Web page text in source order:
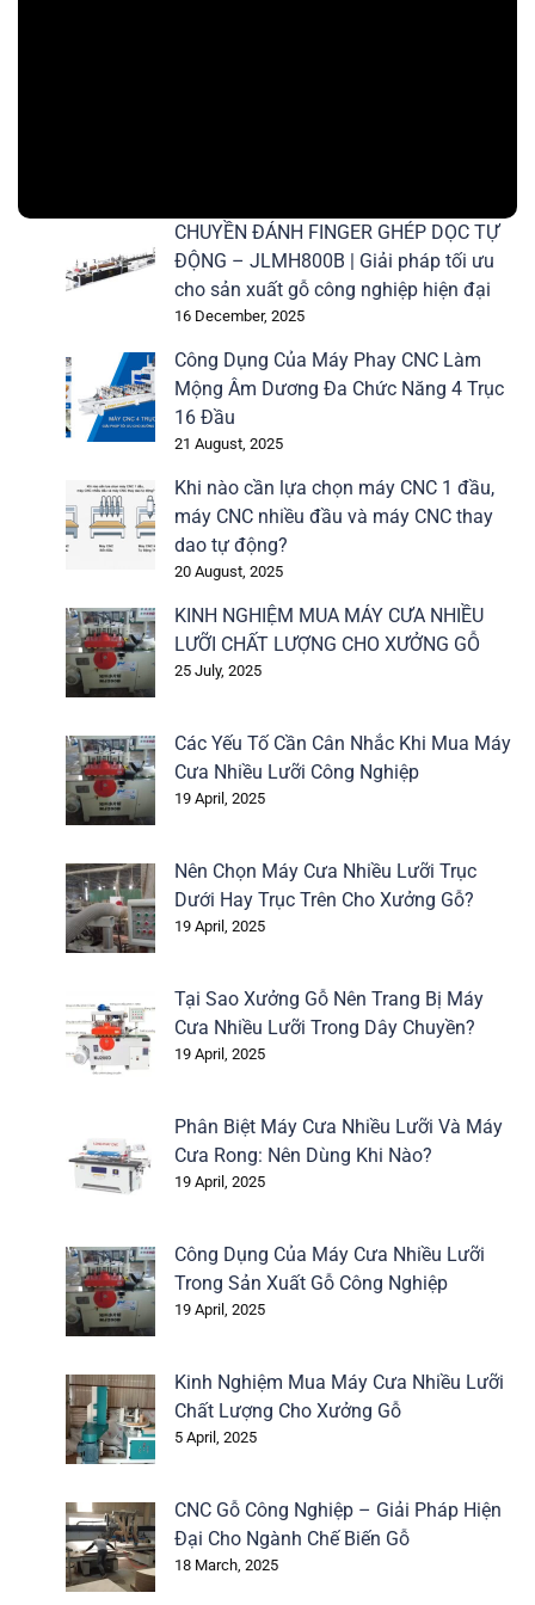
CHUYỀN ĐÁNH FINGER GHÉP DỌC TỰ
ĐỘNG – JLMH800B | Giải pháp tối ưu
cho sản xuất gỗ công nghiệp hiện đại
16 December, 2025
Công Dụng Của Máy Phay CNC Làm
Mộng Âm Dương Đa Chức Năng 4 Trục
16 Đầu
21 August, 2025
Khi nào cần lựa chọn máy CNC 1 đầu,
máy CNC nhiều đầu và máy CNC thay
dao tự động?
20 August, 2025
KINH NGHIỆM MUA MÁY CƯA NHIỀU
LƯỠI CHẤT LƯỢNG CHO XƯỞNG GỖ
25 July, 2025
Các Yếu Tố Cần Cân Nhắc Khi Mua Máy
Cưa Nhiều Lưỡi Công Nghiệp
19 April, 2025
Nên Chọn Máy Cưa Nhiều Lưỡi Trục
Dưới Hay Trục Trên Cho Xưởng Gỗ?
19 April, 2025
Tại Sao Xưởng Gỗ Nên Trang Bị Máy
Cưa Nhiều Lưỡi Trong Dây Chuyền?
19 April, 2025
Phân Biệt Máy Cưa Nhiều Lưỡi Và Máy
Cưa Rong: Nên Dùng Khi Nào?
19 April, 2025
Công Dụng Của Máy Cưa Nhiều Lưỡi
Trong Sản Xuất Gỗ Công Nghiệp
19 April, 2025
Kinh Nghiệm Mua Máy Cưa Nhiều Lưỡi
Chất Lượng Cho Xưởng Gỗ
5 April, 2025
CNC Gỗ Công Nghiệp – Giải Pháp Hiện
Đại Cho Ngành Chế Biến Gỗ
18 March, 2025